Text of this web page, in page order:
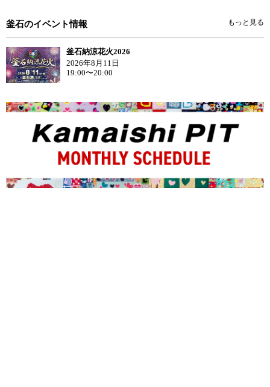
釜石のイベント情報 もっと見る
釜石納涼花火2026
2026年8月11日
19:00〜20:00